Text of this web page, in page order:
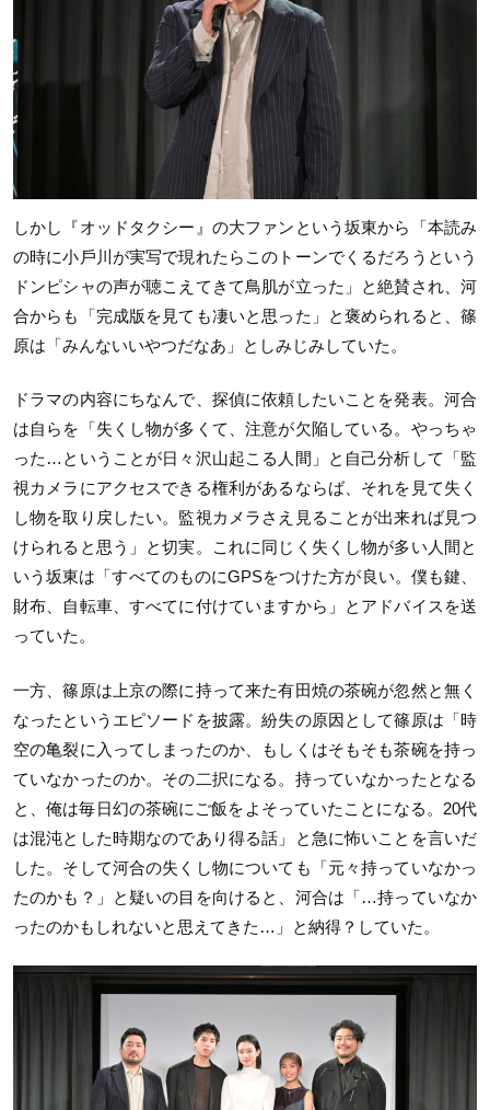
しかし『オッドタクシー』の大ファンという坂東から「本読み
の時に小戶川が実写で現れたらこのトーンでくるだろうという
ドンピシャの声が聴こえてきて鳥肌が立った」と絶賛され、河
合からも「完成版を見ても凄いと思った」と褒められると、篠
原は「みんないいやつだなあ」としみじみしていた。
ドラマの内容にちなんで、探偵に依頼したいことを発表。河合
は自らを「失くし物が多くて、注意が欠陥している。やっちゃ
った…ということが日々沢山起こる人間」と自己分析して「監
視カメラにアクセスできる権利があるならば、それを見て失く
し物を取り戻したい。監視カメラさえ見ることが出来れば見つ
けられると思う」と切実。これに同じく失くし物が多い人間と
いう坂東は「すべてのものにGPSをつけた方が良い。僕も鍵、
財布、自転車、すべてに付けていますから」とアドバイスを送
っていた。
一方、篠原は上京の際に持って来た有田焼の茶碗が忽然と無く
なったというエピソードを披露。紛失の原因として篠原は「時
空の⻲裂に入ってしまったのか、もしくはそもそも茶碗を持っ
ていなかったのか。その二択になる。持っていなかったとなる
と、俺は毎日幻の茶碗にご飯をよそっていたことになる。 20代
は混沌とした時期なのであり得る話」と急に怖いことを言いだ
した。そして河合の失くし物についても「元々持っていなかっ
たのかも？」と疑いの目を向けると、河合は「…持っていなか
ったのかもしれないと思えてきた…」と納得？していた。